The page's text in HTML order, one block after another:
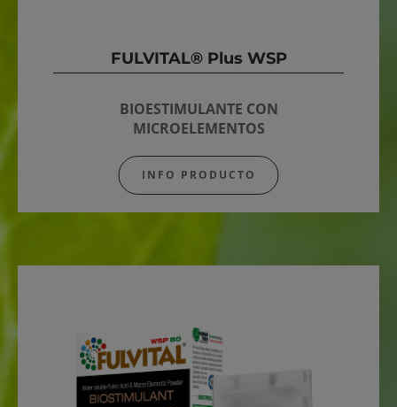
FULVITAL® Plus WSP
BIOESTIMULANTE CON
MICROELEMENTOS
INFO PRODUCTO